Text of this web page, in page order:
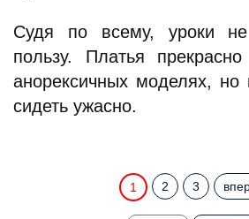
Судя по всему, уроки
пользу. Платья
анорексичных моделях,
сидеть ужасно.
1 2 3